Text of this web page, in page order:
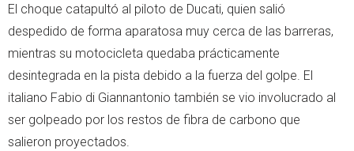
El choque catapultó al piloto de Ducati, quien salió
despedido de forma aparatosa muy cerca de las barreras,
mientras su motocicleta quedaba prácticamente
desintegrada en la pista debido a la fuerza del golpe. El
italiano Fabio di Giannantonio también se vio involucrado al
ser golpeado por los restos de fibra de carbono que
salieron proyectados.